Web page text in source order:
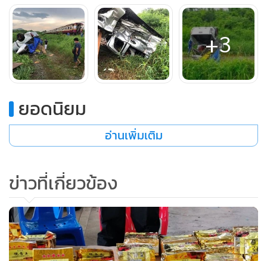
ชินพื้นที่ เพราะถ้าเป็นคนในพื้นที่จะรู้เวลามีรถไฟมาและรถไฟ
จะเปิดหวูดสัญญาณตลอดเวลา อยากฝากเตือนผู้ใช้รถก่อนที่จะ
ข้ามต้องดูให้รอบคอบ ทั้งนี้ เจ้าหน้าที่ตำรวจ สภ.แก่งคอย จะได้
สอบสวนหาสาเหตุการเกิดอุบัติเหตุรายนี้ต่อไป
+3
ยอดนิยม
อ่านเพิ่มเติม
ข่าวที่เกี่ยวข้อง